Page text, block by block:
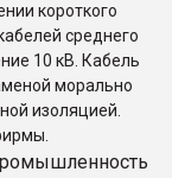
короткого
среднего
10 кВ. Кабель
морально
изоляцией.